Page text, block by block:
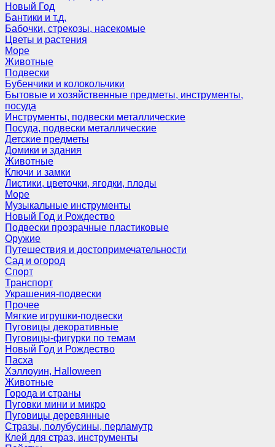
Новый Год
Бантики и т.д.
Бабочки, стрекозы, насекомые
Цветы и растения
Море
Животные
Подвески
Бубенчики и колокольчики
Бытовые и хозяйственные предметы, инструменты,
посуда
Инструменты, подвески металлические
Посуда, подвески металлические
Детские предметы
Домики и здания
Животные
Ключи и замки
Листики, цветочки, ягодки, плоды
Море
Музыкальные инструменты
Новый Год и Рождество
Подвески прозрачные пластиковые
Оружие
Путешествия и достопримечательности
Сад и огород
Спорт
Транспорт
Украшения-подвески
Прочее
Мягкие игрушки-подвески
Пуговицы декоративные
Пуговицы-фигурки по темам
Новый Год и Рождество
Пасха
Хэллоуин, Halloween
Животные
Города и страны
Пуговки мини и микро
Пуговицы деревянные
Стразы, полубусины, перламутр
Клей для страз, инструменты